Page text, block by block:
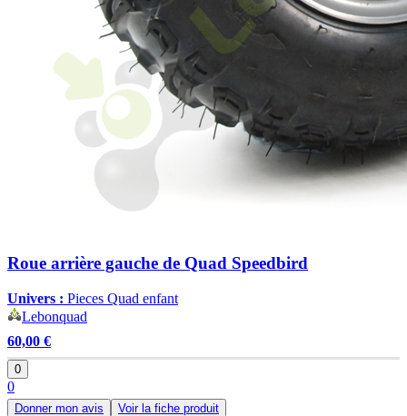
Roue arrière gauche de Quad Speedbird
Univers : Pieces Quad enfant
Lebonquad
60,00 €
0
0
Donner mon avis Voir la fiche produit